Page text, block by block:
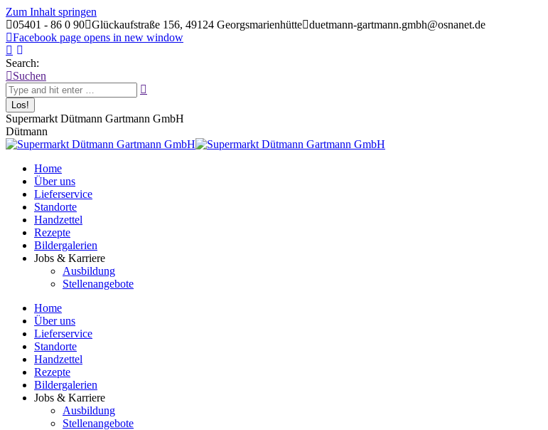
Zum Inhalt springen
05401 - 86 0 90 Glückaufstraße 156, 49124 Georgsmarienhütte duetmann-gartmann.gmbh@osnanet.de
Facebook page opens in new window
Search:
Suchen
Supermarkt Dütmann Gartmann GmbH
Dütmann
Home
Über uns
Lieferservice
Standorte
Handzettel
Rezepte
Bildergalerien
Jobs & Karriere
Ausbildung
Stellenangebote
Home
Über uns
Lieferservice
Standorte
Handzettel
Rezepte
Bildergalerien
Jobs & Karriere
Ausbildung
Stellenangebote